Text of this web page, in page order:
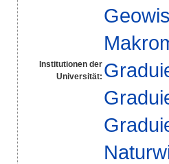
Institutionen der
Universität: